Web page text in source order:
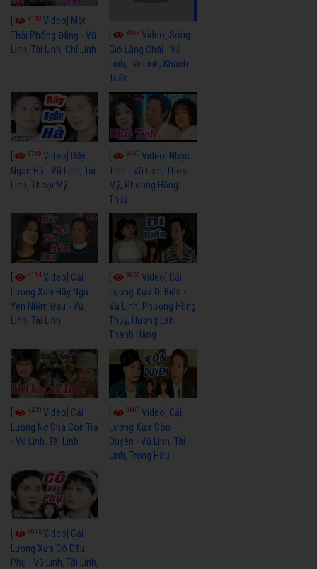
4110 Video] Một
Thời Phóng Đãng - Vũ
Linh, Tài Linh, Chí Linh
3658Video] Sóng
Gió Làng Chài - Vũ
Linh, Tài Linh, Khánh
Tuấn
3768 Video] Dãy
Ngân Hà - Vũ Linh, Tài
Linh, Thoại Mỹ
3439Video] Nhạc
Tình - Vũ Linh, Thoại
Mỹ, Phương Hồng
Thủy
4114Video] Cải
Lương Xưa Hãy Ngủ
Yên Niềm Đau - Vũ
Linh, Tài Linh
3965Video] Cải
Lương Xưa Đi Biển -
Vũ Linh, Phương Hồng
Thủy, Hương Lan,
Thanh Hằng
4433 Video] Cải
Lương Nợ Cha Con Trả
- Vũ Linh, Tài Linh
3600Video] Cải
Lương Xưa Còn
Duyên - Vũ Linh, Tài
Linh, Trọng Hữu
[ 4016Video] Cải
Lương Xưa Cô Dâu
Phụ - Vũ Linh, Tài Linh,